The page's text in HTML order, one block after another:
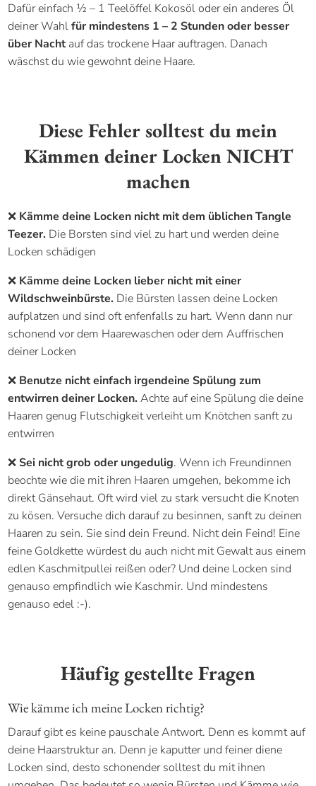
Dafür einfach ½ – 1 Teelöffel Kokosöl oder ein anderes Öl
deiner Wahlfür mindestens 1 – 2 Stunden oder besser
über Nacht auf das trockene Haar auftragen. Danach
wäschst du wie gewohnt deine Haare.
Diese Fehler solltest du mein
Kämmen deiner Locken NICHT
machen
❌ Kämme deine Locken nicht mit dem üblichen Tangle
Teezer. Die Borsten sind viel zu hart und werden deine
Locken schädigen
❌ Kämme deine Locken lieber nicht mit einer
Wildschweinbürste. Die Bürsten lassen deine Locken
aufplatzen und sind oft enfenfalls zu hart. Wenn dann nur
schonend vor dem Haarewaschen oder dem Auffrischen
deiner Locken
❌ Benutze nicht einfach irgendeine Spülung zum
entwirren deiner Locken. Achte auf eine Spülung die deine
Haaren genug Flutschigkeit verleiht um Knötchen sanft zu
entwirren
❌ Sei nicht grob oder ungedulig. Wenn ich Freundinnen
beochte wie die mit ihren Haaren umgehen, bekomme ich
direkt Gänsehaut. Oft wird viel zu stark versucht die Knoten
zu kösen. Versuche dich darauf zu besinnen, sanft zu deinen
Haaren zu sein. Sie sind dein Freund. Nicht dein Feind! Eine
feine Goldkette würdest du auch nicht mit Gewalt aus einem
edlen Kaschmitpullei reißen oder? Und deine Locken sind
genauso empfindlich wie Kaschmir. Und mindestens
genauso edel :-).
Häufig gestellte Fragen
Wie kämme ich meine Locken richtig?
Darauf gibt es keine pauschale Antwort. Denn es kommt auf
deine Haarstruktur an. Denn je kaputter und feiner diene
Locken sind, desto schonender solltest du mit ihnen